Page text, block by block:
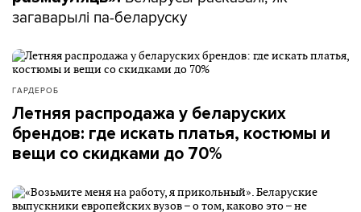
загаварылі па-беларуску
ГАРДЕРОБ
Летняя распродажа у беларуских
брендов: где искать платья, костюмы и
вещи со скидками до 70%